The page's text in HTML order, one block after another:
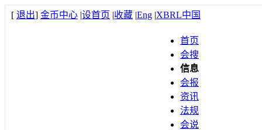
[ 退出] 金币中心 |设首页 |收藏 |Eng |XBRL中国
首页
会搜
信息
会报
资讯
法规
会说